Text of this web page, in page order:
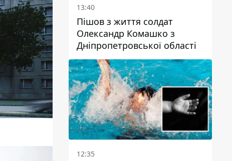
13:40
Пішов з життя солдат
Олександр Комашко з
Дніпропетровської області
12:35